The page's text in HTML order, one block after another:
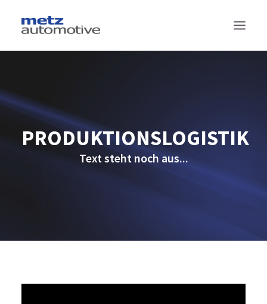
PRODUKTE
PROJEKTE
SUPPLY CHAIN MANAGEMENT
PRODUKTIONSLOGISTIK
Text steht noch aus...